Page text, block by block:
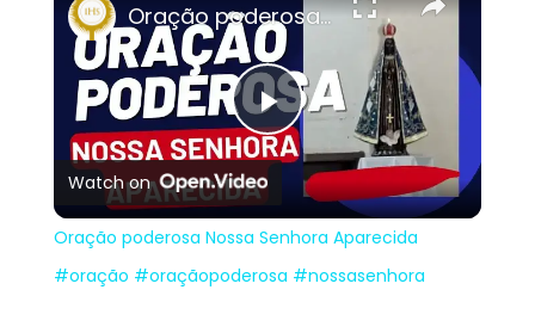
Play
Video
Oração poderosa Nossa Senhora Aparecida #oração #oraçãopoderosa #nossasenhora
Watch on
Oração poderosa Nossa Senhora Aparecida
#oração #oraçãopoderosa #nossasenhora